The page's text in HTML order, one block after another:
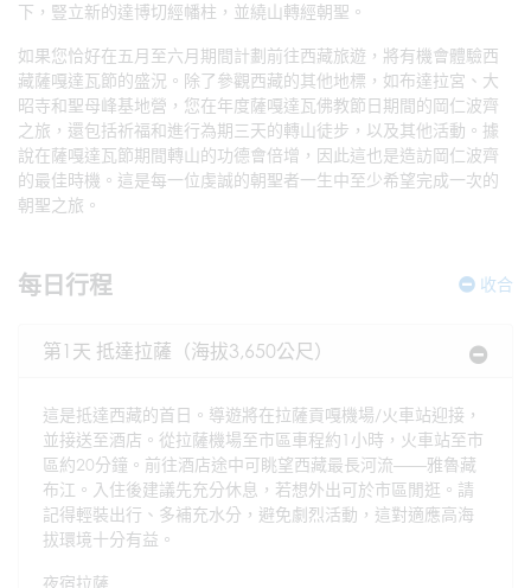
下，豎立新的達博切經幡柱，並繞山轉經朝聖。
如果您恰好在五月至六月期間計劃前往西藏旅遊，將有機會體驗西
藏薩嘎達瓦節的盛況。除了參觀西藏的其他地標，如布達拉宮、大
昭寺和聖母峰基地營，您在年度薩嘎達瓦佛教節日期間的岡仁波齊
之旅，還包括祈福和進行為期三天的轉山徒步，以及其他活動。據
說在薩嘎達瓦節期間轉山的功德會倍增，因此這也是造訪岡仁波齊
的最佳時機。這是每一位虔誠的朝聖者一生中至少希望完成一次的
朝聖之旅。
每日行程 收合
第1天 抵達拉薩（海拔3,650公尺）
這是抵達西藏的首日。導遊將在拉薩貢嘎機場/火車站迎接，
並接送至酒店。從拉薩機場至市區車程約1小時，火車站至市
區約20分鐘。前往酒店途中可眺望西藏最長河流——雅魯藏
布江。入住後建議先充分休息，若想外出可於市區閒逛。請
記得輕裝出行、多補充水分，避免劇烈活動，這對適應高海
拔環境十分有益。
夜宿拉薩